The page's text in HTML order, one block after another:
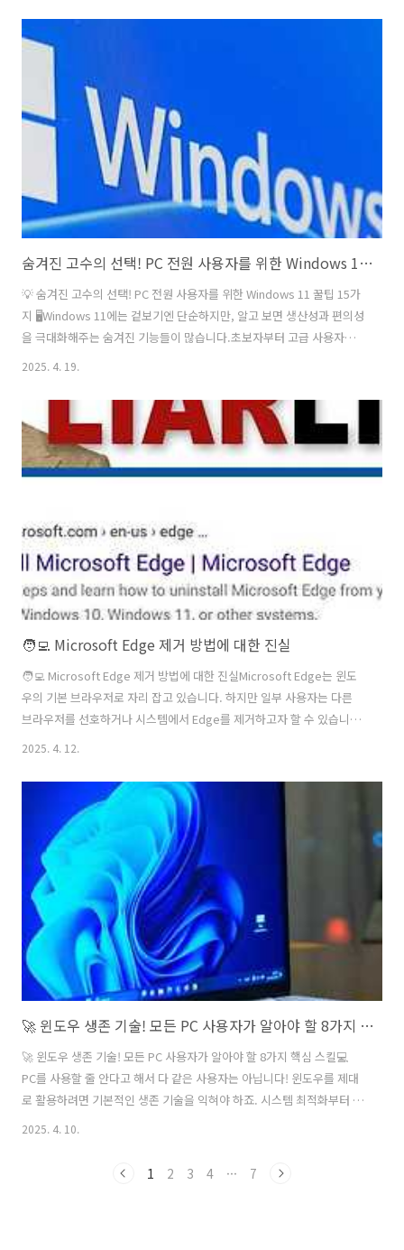
11의 기본 사진 앱을 이용하면 동영상 재생 중 원하는 순간을 쉽게 캡처
할 수 있습니다.사용 방법:동영상을 사진 앱으로 엽니다. (파일 탐색기에
되면 화면 하단의 비디오 편집 버튼을 클릭합니다.원하는 프레임에서 프
레임 저장(Save a Frame) 버튼을 클릭합니다.저장된 이미지는..
숨겨진 고수의 선택! PC 전원 사용자를 위한 Windows 11 꿀팁 15가지
💡 숨겨진 고수의 선택! PC 전원 사용자를 위한 Windows 11 꿀팁 15가
지 🖥️Windows 11에는 겉보기엔 단순하지만, 알고 보면 생산성과 편의성
을 극대화해주는 숨겨진 기능들이 많습니다.초보자부터 고급 사용자까
지 유용하게 쓸 수 있는 트릭을 모아봤어요! 💼🚀1️⃣ 마우스 스크롤로 비
활성 창 위에 마우스 올려 스크롤 허용"을 켜면,작업 중이 아닌 창에서도
마우스만 올리면 스크롤 가능!💡 여러 문서를 동시에 비교할 때 유용!2️⃣
시작 메뉴에서 고정된 앱 쉽게 그룹화 📂시작 메뉴의 앱 아이콘을 드래그
하여 폴더처럼 그룹화할 수 있어요.예: Office 앱, 생산성 앱, 게임 앱 등
2025. 4. 19.
🧑‍💻 Microsoft Edge 제거 방법에 대한 진실
🧑‍💻 Microsoft Edge 제거 방법에 대한 진실Microsoft Edge는 윈도
우의 기본 브라우저로 자리 잡고 있습니다. 하지만 일부 사용자는 다른
브라우저를 선호하거나 시스템에서 Edge를 제거하고자 할 수 있습니다.
페이지의 모호한 안내PCWorld의 보도에 따르면, Microsoft의 지원 페
이지에서 'Microsoft Edge 제거 방법'을 검색하면 관련 페이지가 나타
나지만, 실제로는 Edge를 제거하는 구체적인 방법을 제공하지 않는다고
합니다. 대신, Edge를 시스템에서 제거할 수 없으며, 기본 브라우저를
변경하는 방법만 안내하..
2025. 4. 12.
🚀 윈도우 생존 기술! 모든 PC 사용자가 알아야 할 8가지 핵심 스킬
🚀 윈도우 생존 기술! 모든 PC 사용자가 알아야 할 8가지 핵심 스킬💻
PC를 사용할 줄 안다고 해서 다 같은 사용자는 아닙니다! 윈도우를 제대
로 활용하려면 기본적인 생존 기술을 익혀야 하죠. 시스템 최적화부터 보
안 관리, 네트워크 문제 해결까지, 모든 PC 사용자가 꼭 알아야 할 8가지
윈도우 업데이트는 시스템 보안과 성능을 유지하는 핵심 요소입니다. 하
2025. 4. 10.
1 2 3 4 ··· 7